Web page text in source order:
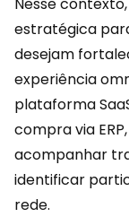
Nesse
estratégica
desejam
experiência
plataforma
compra via
acompanhar
identificar
rede.